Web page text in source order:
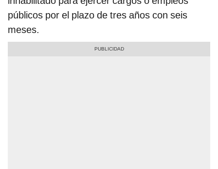
públicos por el plazo de tres años con seis
meses.